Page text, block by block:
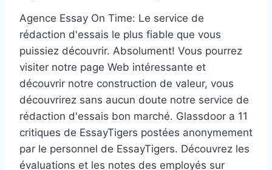
Agence Essay On Time: Le service de
rédaction d'essais le plus fiable que vous
puissiez découvrir. Absolument! Vous pourrez
visiter notre page Web intéressante et
découvrir notre construction de valeur, vous
découvrirez sans aucun doute notre service de
rédaction d'essais bon marché. Glassdoor a 11
critiques de EssayTigers postées anonymement
par le personnel de EssayTigers. Découvrez les
évaluations et les notes des employés sur